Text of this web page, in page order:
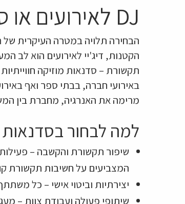
DJ לאירועים או סדנאות מוזיקה? כך תחליטו נכון
הבחירה תלויה במטרה העיקרית של
הקטנות, דיג'יי לאירועים הוא לב
תקשורת – סדנאות מוזיקה
באירועי חברה, בבתי ספר ואף
מרימה את האנרגיה, מחברת בין
למה לבחור בסדנאות
שיפור תקשורת והקשבה –
המצביעים על חשיבות תקשורת
יצירתיות וביטוי אישי – כל
שיתופי פעולה ועבודת צוות –